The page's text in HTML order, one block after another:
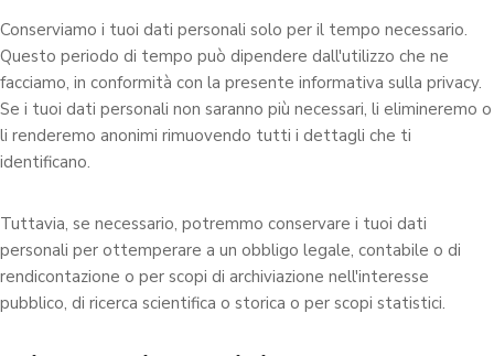
Conserviamo i tuoi dati personali solo per il tempo necessario.
Questo periodo di tempo può dipendere dall'utilizzo che ne
facciamo, in conformità con la presente informativa sulla privacy.
Se i tuoi dati personali non saranno più necessari, li elimineremo o
li renderemo anonimi rimuovendo tutti i dettagli che ti
identificano.
Tuttavia, se necessario, potremmo conservare i tuoi dati
personali per ottemperare a un obbligo legale, contabile o di
rendicontazione o per scopi di archiviazione nell'interesse
pubblico, di ricerca scientifica o storica o per scopi statistici.